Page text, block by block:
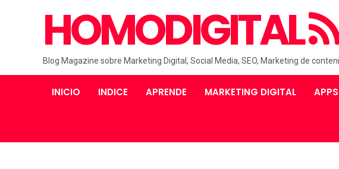
HOMODIGITAL
Blog Magazine sobre Marketing Digital, Social Media, SEO, Marketing de
INICIO INDICE APRENDE MARKETING DIGITAL APPS